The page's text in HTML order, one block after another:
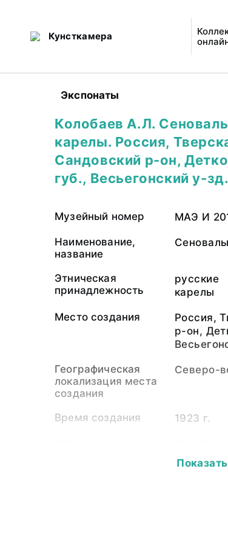
Кунсткамера
Экспонаты
Колобаев А.Л.
карелы. Россия,
Сандовский р-он,
губ., Весьегонский у-
Музейный номер МАЭ И
Наименование,
название
Сеновалы
Этническая
принадлежность
русские
карелы
Место создания
Россия,
р-он,
Географическая
локализация места
создания
Северо-
Время создания 1923 г.